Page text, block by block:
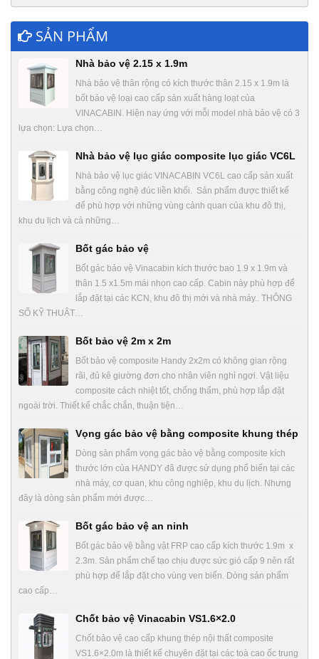
SẢN PHẨM
Nhà bảo vệ 2.15 x 1.9m
Nhà bảo vệ thân rộng có kích thước thân 2.15 x 1.9m là
bốt bảo vệ loại cao cấp sản xuất hàng loạt của
VINACABIN. Hiện nay ứng với mỗi model nhà bảo vệ có 3
lựa chọn: Lựa chọn…
Nhà bảo vệ lục giác composite lục giác VC6L
Nhà bảo vệ lục giác VINACABIN VC6L cao cấp sản xuất
bằng công nghệ đúc liền khối. Sản phẩm được thiết kế
để phù hợp với những vùng cảnh quan của khu đô thị,
khu du lịch và cả những…
Bốt gác bảo vệ
Bốt gác bảo vệ Vinacabin kích thước bao 1.9 x 1.9m và
thân 1.5 x1.5m mái nhọn cao cấp. Cabin này phù hợp để
lắp đặt tại các KCN, khu đô thị mới và nhà máy.. THÔNG
SỐ KỸ THUẬT…
Bốt bảo vệ 2m x 2m
Bốt bảo vệ composite Handy 2x2m có không gian rộng
rãi, đủ kê giường đơn cho nhân viên nghỉ ngơi. Vật liệu
composite cách nhiệt tốt, chống thấm, phù hợp lắp đặt
ngoài trời. Thiết kế chắc chắn, thuận tiện…
Vọng gác bảo vệ bằng composite khung thép
Dòng sản phẩm vọng gác bảo vệ bằng composite kích
thước lớn của HANDY đã được sử dụng phổ biến tại các
nhà máy, cơ quan, khu công nghiệp, khu du lịch. Nhưng
đây là dòng sản phẩm mới được…
Bốt gác bảo vệ an ninh
Bốt gác bảo vệ bằng vật FRP cao cấp kích thước 1.9m x
2.3m. Sản phẩm chế tạo chịu được sức gió cấp 9 nên rất
phù hợp để lắp đặt cho vùng ven biển. Dòng sản phẩm
cao cấp…
Chốt bảo vệ Vinacabin VS1.6×2.0
Chốt bảo vệ cao cấp khung thép nội thất composite
VS1.6×2.0m là thiết kế chuyên đặt tại các toà cao ốc trung